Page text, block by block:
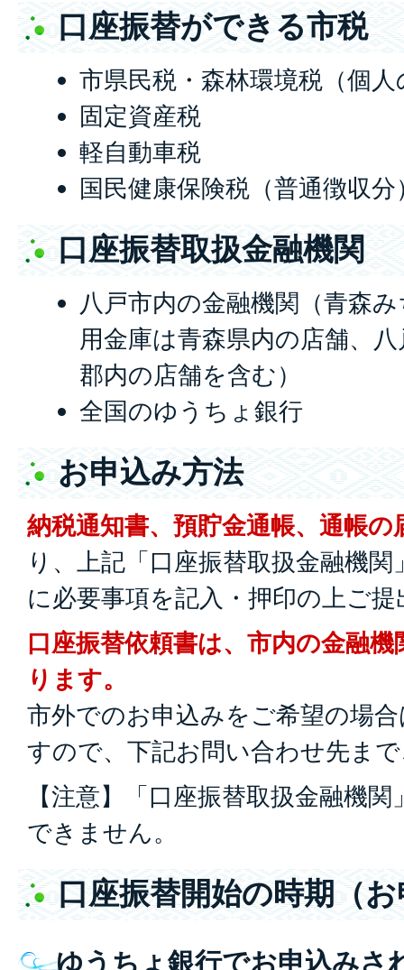
口座振替ができる市税
市県民税・森林環境税（個
固定資産税
軽自動車税
国民健康保険税（普通徴収分
口座振替取扱金融機関
八戸市内の金融機関（青森
用金庫は青森県内の店舗、
郡内の店舗を含む）
全国のゆうちょ銀行
お申込み方法
納税通知書、預貯金通帳、通帳の
り、上記「口座振替取扱金融機
に必要事項を記入・押印の上ご
口座振替依頼書は、市内の金融
ります。
市外でのお申込みをご希望の場
すので、下記お問い合わせ先ま
【注意】「口座振替取扱金融機
できません。
口座振替開始の時期（
ゆうちょ銀行でお申込みさ